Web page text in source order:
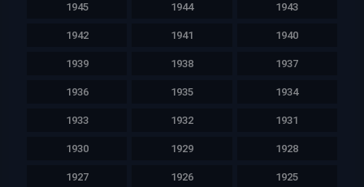
1945 1944 1943
1942 1941 1940
1939 1938 1937
1936 1935 1934
1933 1932 1931
1930 1929 1928
1927 1926 1925